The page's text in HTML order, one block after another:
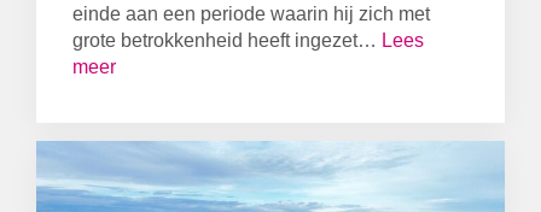
einde aan een periode waarin hij zich met
grote betrokkenheid heeft ingezet… Lees
meer